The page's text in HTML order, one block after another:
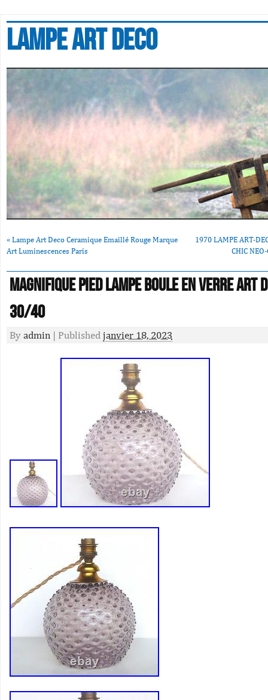
Lampe art deco
« Lampe Art Deco Ceramique Emaillé Rouge Marque
Art Luminescences Paris
1970 LAMPE ART-
CHIC
Magnifique Pied Lampe Boule En Verre Art
30/40
By admin | Published janvier 18, 2023